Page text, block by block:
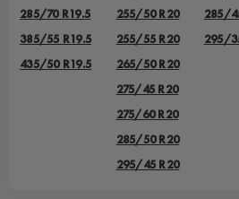
285/70 R19.5
385/55 R19.5
435/50 R19.5
255/50 R20
255/55 R20
265/50 R20
275/45 R20
275/60 R20
285/50 R20
295/45 R20
285/
295/